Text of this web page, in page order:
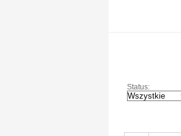
Status: